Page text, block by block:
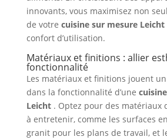
innovants, vous maximisez non
de votre cuisine sur mesure Leicht
confort d’utilisation.
Matériaux et finitions : allier
fonctionnalité
Les matériaux et finitions jouent
dans la fonctionnalité d’une
Leicht . Optez pour des matériaux
à entretenir, comme les surfaces
granit pour les plans de travail, et